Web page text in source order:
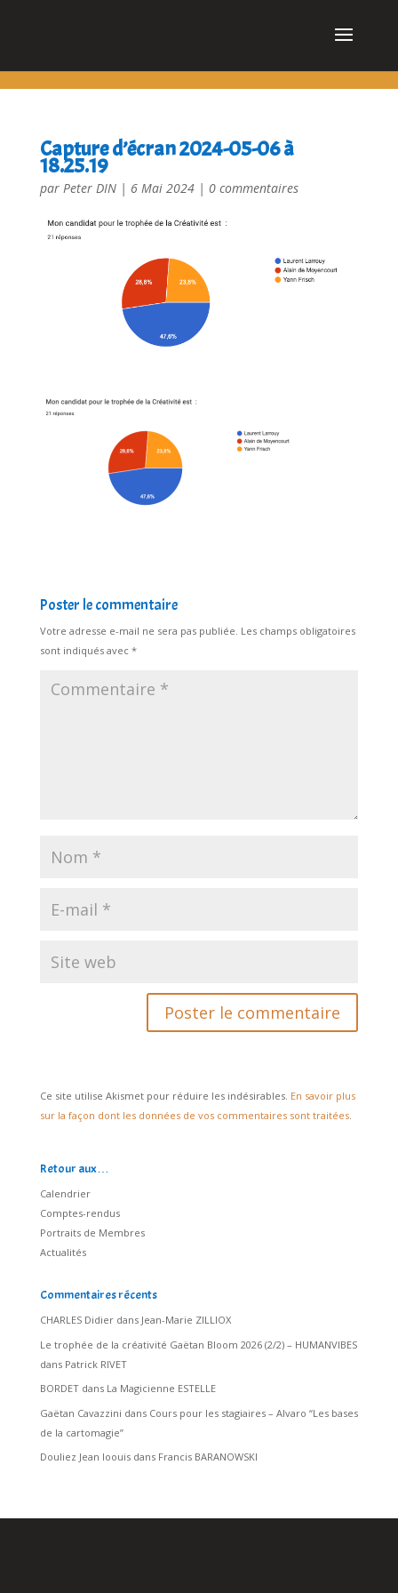
Capture d’écran 2024-05-06 à
18.25.19
par Peter DIN| 6 Mai 2024| 0 commentaires
Poster le commentaire
Votre adresse e-mail ne sera pas publiée. Les champs obligatoires
sont indiqués avec *
Ce site utilise Akismet pour réduire les indésirables. En savoir plus
sur la façon dont les données de vos commentaires sont traitées.
Retour aux…
Calendrier
Comptes-rendus
Portraits de Membres
Actualités
Commentaires récents
CHARLES Didierdans Jean-Marie ZILLIOX
Le trophée de la créativité Gaëtan Bloom 2026 (2/2) – HUMANVIBES
dans Patrick RIVET
BORDETdans La Magicienne ESTELLE
Gaëtan Cavazzini dans Cours pour les stagiaires – Alvaro “Les bases
de la cartomagie”
Douliez Jean loouisdans Francis BARANOWSKI